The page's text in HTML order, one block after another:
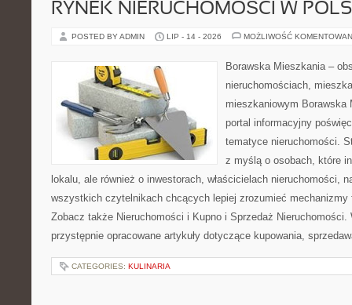
RYNEK NIERUCHOMOŚCI W
POSTED BY ADMIN LIP - 14 - 2026 MOŻLIWOŚĆ
Borawska Mieszkania –
nieruchomościach,
mieszkaniowym Borawska
portal informacyjny
tematyce nieruchomości.
z myślą o osobach, które
lokalu, ale również o inwestorach, właścicielach nieruchomości,
wszystkich czytelnikach chcących lepiej zrozumieć mechanizmy
Zobacz także Nieruchomości i Kupno i Sprzedaż
przystępnie opracowane artykuły dotyczące kupowania,
CATEGORIES: KULINARIA